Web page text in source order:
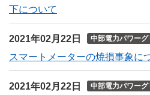
下について
2021年02月22日 中部電力パワーグ
スマートメーターの焼損事象に
2021年02月22日 中部電力パワーグ